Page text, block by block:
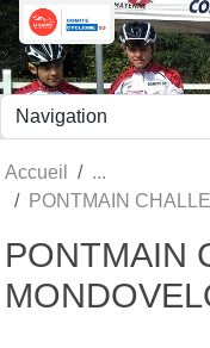
Accueil
PONTMAIN
PONTMAIN
Panneau de gestion